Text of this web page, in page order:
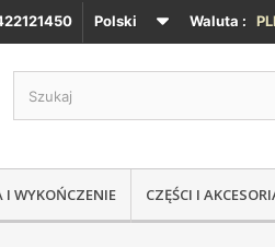
Waluta :
Polski
I WYKOŃCZENIE CZĘŚCI I